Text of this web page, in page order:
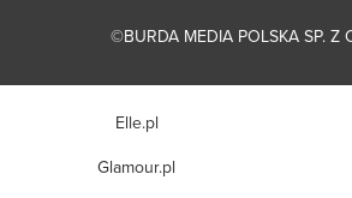
©BURDA MEDIA POLSKA SP. Z
Elle.pl
Glamour.pl